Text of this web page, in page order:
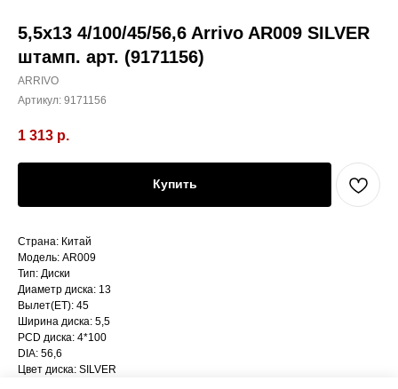
5,5x13 4/100/45/56,6 Arrivo AR009 SILVER
штамп. арт. (9171156)
ARRIVO
Артикул: 9171156
1 313 р.
Купить
Страна: Китай
Модель: AR009
Тип: Диски
Диаметр диска: 13
Вылет(ET): 45
Ширина диска: 5,5
PCD диска: 4*100
DIA: 56,6
Цвет диска: SILVER